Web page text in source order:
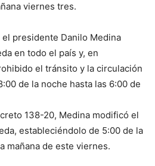
viernes tres.
el presidente Danilo Medina
en todo el país y, en
el tránsito y la circulación
de la noche hasta las 6:00 de
138-20, Medina modificó el
estableciéndolo de 5:00 de la
mañana de este viernes.